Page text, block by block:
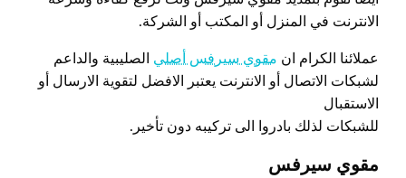
الانترنت في المنزل أو المكتب أو الشركة.
عملائنا الكرام ان مقوي سيرفس أصلي الصليبية والداعم
لشبكات الاتصال أو الانترنت يعتبر الافضل لتقوية الارسال أو
الاستقبال
للشبكات لذلك بادروا الى تركيبه دون تأخير.
مقوي سيرفس